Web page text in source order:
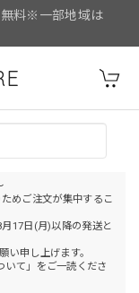
料※一部地域は
めご注文が集中するこ
17日(月)以降の発送と
い申し上げます。
いて」をご一読くださ